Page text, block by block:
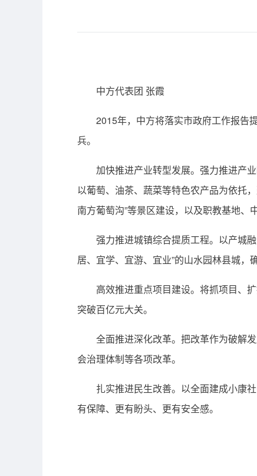
中方代表团 张霞
2015年，中方将落实市政府工作报告提
兵。
加快推进产业转型发展。强力推进产业
以葡萄、油茶、蔬菜等特色农产品为依托
南方葡萄沟”等景区建设，以及职教基地、
强力推进城镇综合提质工程。以产城融
居、宜学、宜游、宜业”的山水园林县城，
高效推进重点项目建设。将抓项目、扩
突破百亿元大关。
全面推进深化改革。把改革作为破解发
会治理体制等各项改革。
扎实推进民生改善。以全面建成小康社
有保障、更有盼头、更有安全感。